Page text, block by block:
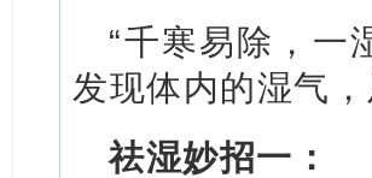
“千寒易除，一
发现体内的湿气
祛湿妙招一：